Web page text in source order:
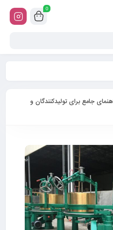
0
جامع برای تولیدکنندگان و